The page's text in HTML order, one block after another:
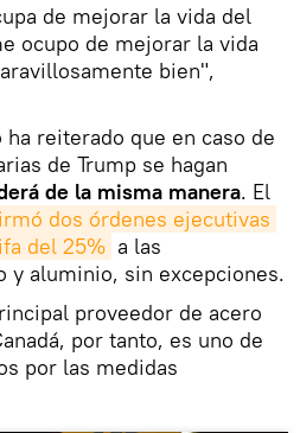
de mejorar la vida del
ocupo de mejorar la vida
bien",
reiterado que en caso de
de Trump se hagan
de la misma manera. El
dos órdenes ejecutivas
del 25% a las
y aluminio, sin excepciones.
proveedor de acero
por tanto, es uno de
por las medidas